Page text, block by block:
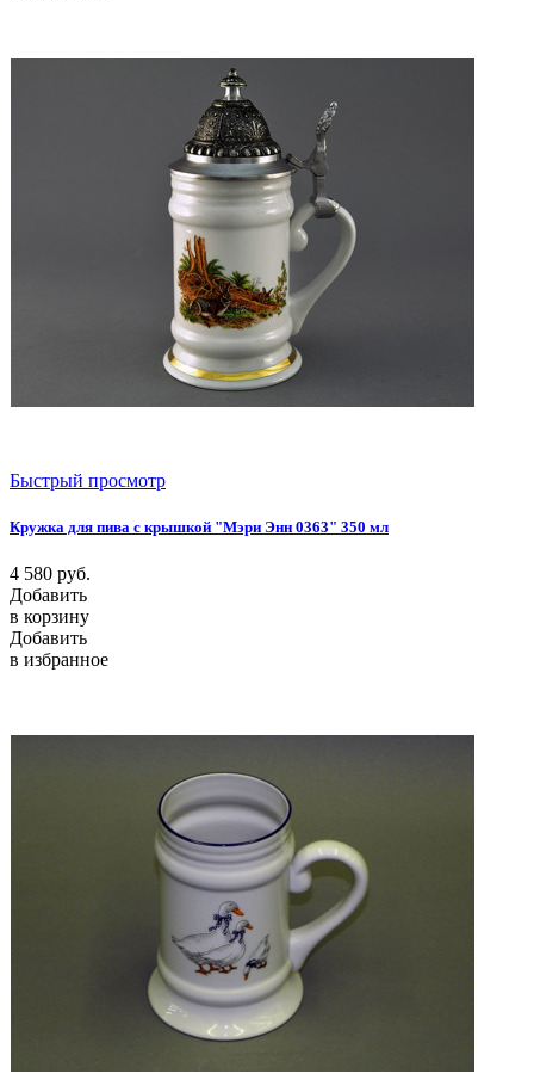
Быстрый просмотр
Кружка для пива с крышкой "Мэри Энн 0363" 350 мл
4 580 руб.
Добавить
в корзину
Добавить
в избранное